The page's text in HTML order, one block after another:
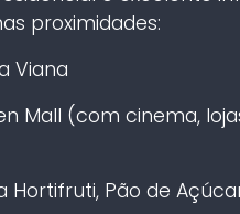
proximidades:
Viana
Mall (com cinema,
Hortifruti, Pão de